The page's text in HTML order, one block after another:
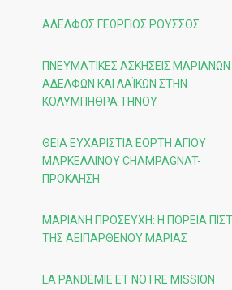
ΑΔΕΛΦΌΣ ΓΕΏΡΓΙΟΣ ΡΟΎΣΣΟΣ
ΠΝΕΥΜΑΤΙΚΈΣ ΑΣΚΉΣΕΙΣ ΜΑΡΙΑΝΏΝ
ΑΔΕΛΦΏΝ ΚΑΙ ΛΑΪΚΏΝ ΣΤΗΝ
ΚΟΛΥΜΠΉΘΡΑ ΤΉΝΟΥ
ΘΕΊΑ ΕΥΧΑΡΙΣΤΊΑ ΕΟΡΤΉ ΑΓΊΟΥ
ΜΑΡΚΕΛΛΊΝΟΥ CHAMPAGNAT-
ΠΡΌΚΛΗΣΗ
ΜΑΡΙΑΝΉ ΠΡΟΣΕΥΧΉ: Η ΠΟΡΕΙΑ
ΤΗΣ ΑΕΙΠΑΡΘΕΝΟΥ ΜΑΡΙΑΣ
LA PANDEMIE ET NOTRE MISSION